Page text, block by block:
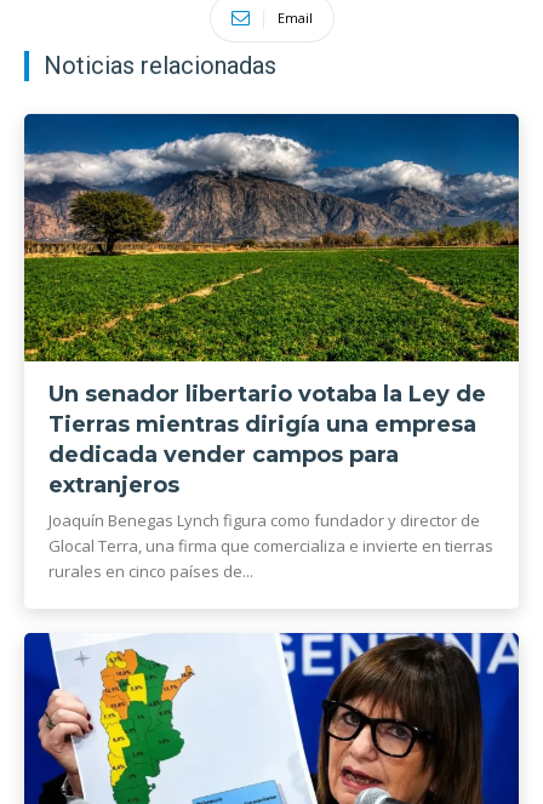
Email
Noticias relacionadas
Un senador libertario votaba la Ley de
Tierras mientras dirigía una empresa
dedicada vender campos para
extranjeros
Joaquín Benegas Lynch figura como fundador y director de
Glocal Terra, una firma que comercializa e invierte en tierras
rurales en cinco países de...